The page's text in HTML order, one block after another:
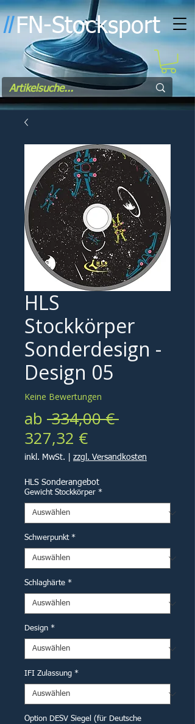
ll FN-Stocksport
HLS
Stockkörper
Sonderdesign -
Design 05
Keine Bewertungen
ab 334,00 €
327,32 €Sale-
Preis
inkl. MwSt. zzgl. Versandkosten
HLS Sonderangebot
Gewicht Stockkörper *
Schwerpunkt *
Schlaghärte *
Design *
IFI Zulassung *
Option DESV Siegel (für Deutsche